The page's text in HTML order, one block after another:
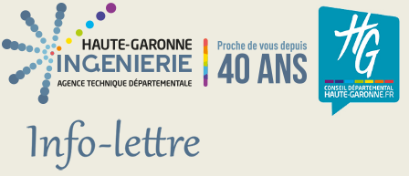
Aller au contenu principal